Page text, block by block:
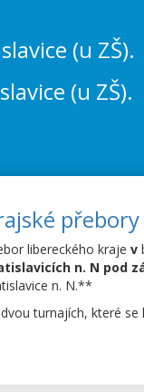
(u ZŠ).
(u ZŠ).
libereckého kraje v
n. N pod
n. N.**
turnajích, které se